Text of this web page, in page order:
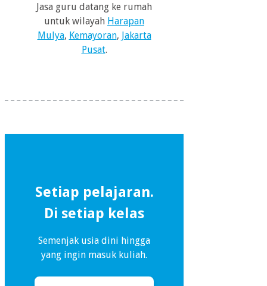
Jasa guru datang ke rumah
untuk wilayah Harapan
Mulya, Kemayoran, Jakarta
Pusat.
Setiap pelajaran.
Di setiap kelas
Semenjak usia dini hingga
yang ingin masuk kuliah.